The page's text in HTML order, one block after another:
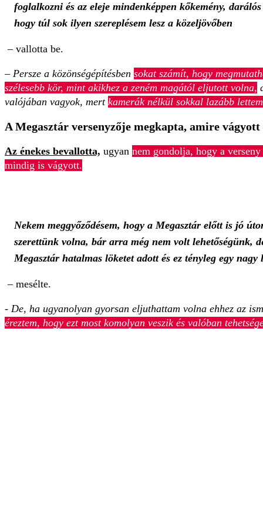
foglalkozni és az eleje mindenképpen kőkemény,
hogy túl sok ilyen szereplésem lesz a közeljövőben
– vallotta be.
– Persze a közönségépítésben sokat számít, hogy
szélesebb kör, mint akikhez a zeném magától eljutott volna,
valójában vagyok, mert kamerák nélkül sokkal lazább
A Megasztár versenyzője megkapta, amire vágyott
Az énekes bevallotta, ugyan nem gondolja, hogy a
mindig is vágyott.
Nekem meggyőződésem, hogy a Megasztár előtt is jó
szerettünk volna, bár arra még nem volt lehetőségünk,
Megasztár hatalmas löketet adott és ez tényleg egy
– mesélte.
- De, ha ugyanolyan gyorsan eljuthattam volna ehhez az
éreztem, hogy ezt most komolyan veszik és valóban